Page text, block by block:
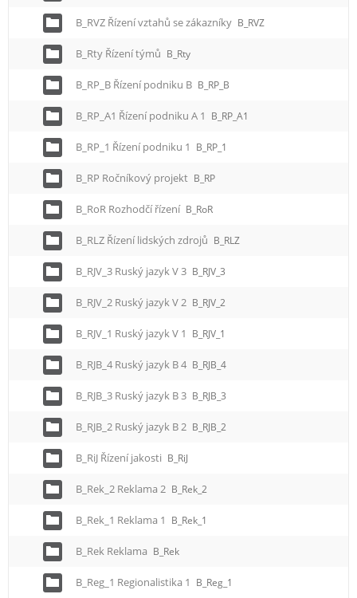
B_RVZ Řízení vztahů se zákazníky B_RVZ
B_Rty Řízení týmů B_Rty
B_RP_B Řízení podniku B B_RP_B
B_RP_A1 Řízení podniku A 1 B_RP_A1
B_RP_1 Řízení podniku 1 B_RP_1
B_RP Ročníkový projekt B_RP
B_RoR Rozhodčí řízení B_RoR
B_RLZ Řízení lidských zdrojů B_RLZ
B_RJV_3 Ruský jazyk V 3 B_RJV_3
B_RJV_2 Ruský jazyk V 2 B_RJV_2
B_RJV_1 Ruský jazyk V 1 B_RJV_1
B_RJB_4 Ruský jazyk B 4 B_RJB_4
B_RJB_3 Ruský jazyk B 3 B_RJB_3
B_RJB_2 Ruský jazyk B 2 B_RJB_2
B_RiJ Řízení jakosti B_RiJ
B_Rek_2 Reklama 2 B_Rek_2
B_Rek_1 Reklama 1 B_Rek_1
B_Rek Reklama B_Rek
B_Reg_1 Regionalistika 1 B_Reg_1